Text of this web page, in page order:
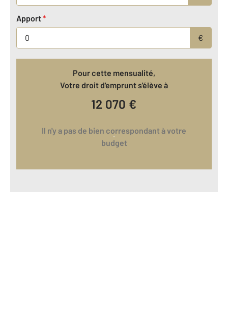
Apport*
€
Pour cette mensualité,
Votre droit d'emprunt s'élève à
12 070 €
Il n'y a pas de bien correspondant à votre
budget